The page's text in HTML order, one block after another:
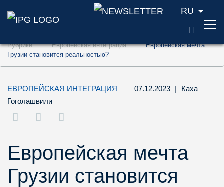
Перейти к содержанию (ключ доступа
Перейти к поиску (ключ доступа '2')
RU
Рубрики Европейская интеграция
Европейская мечта
Грузии становится реальностью?
ЕВРОПЕЙСКАЯ ИНТЕГРАЦИЯ 07.12.2023 |
Каха
Гоголашвили
Европейская мечта
Грузии становится